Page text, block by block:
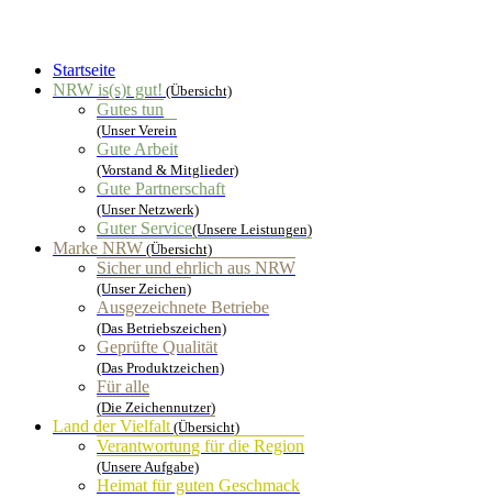
Startseite
NRW is(s)t gut! (Übersicht)
Gutes tun
(Unser Verein
Gute Arbeit
(Vorstand & Mitglieder)
Gute Partnerschaft
(Unser Netzwerk)
Guter Service(Unsere Leistungen)
Marke NRW (Übersicht)
Sicher und ehrlich aus NRW
(Unser Zeichen)
Ausgezeichnete Betriebe
(Das Betriebszeichen)
Geprüfte Qualität
(Das Produktzeichen)
Für alle
(Die Zeichennutzer)
Land der Vielfalt(Übersicht)
Verantwortung für die Region
(Unsere Aufgabe)
Heimat für guten Geschmack